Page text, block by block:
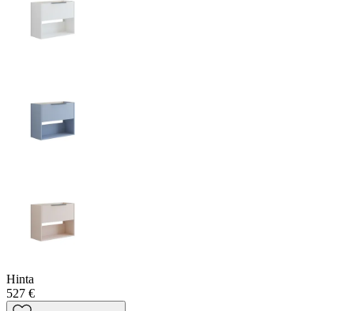
Hinta
527 €